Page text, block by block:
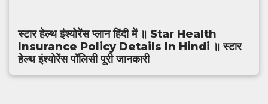
स्टार हेल्थ इंश्योरेंस प्लान हिंदी में ॥ Star Health
Insurance Policy Details In Hindi ॥ स्टार
हेल्थ इंश्योरेंस पॉलिसी पूरी जानकारी